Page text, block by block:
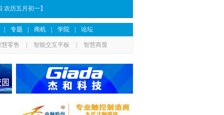
农历五月初一】
专题 商机 学院 论坛
慧零售 智能交互平板 智慧商显